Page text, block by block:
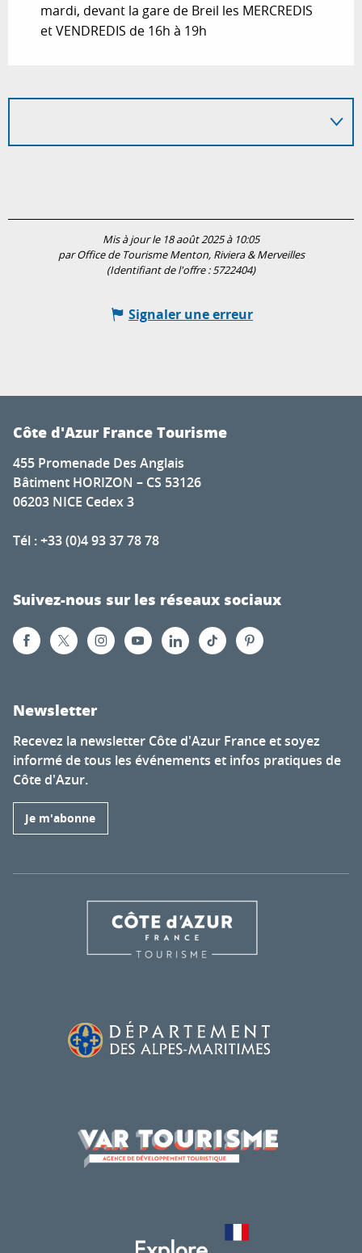
mardi, devant la gare de Breil les MERCREDIS
et VENDREDIS de 16h à 19h
Mis à jour le 18 août 2025 à 10:05
par Office de Tourisme Menton, Riviera & Merveilles
(Identifiant de l'offre :5722404)
Signaler une erreur
Côte d'Azur France Tourisme
455 Promenade Des Anglais
Bâtiment HORIZON – CS 53126
06203 NICE Cedex 3
Tél : +33 (0)4 93 37 78 78
Suivez-nous sur les réseaux sociaux
Newsletter
Recevez la newsletter Côte d'Azur France et soyez
informé de tous les événements et infos pratiques de
Côte d'Azur.
Je m'abonne